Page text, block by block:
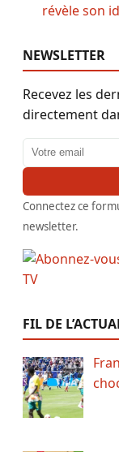
révèle son
NEWSLETTER
Recevez les
directement
Adresse email
Connectez ce
newsletter.
FIL DE